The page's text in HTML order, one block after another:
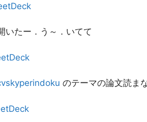
いたー．う～．いてて
のテーマの論文読ま